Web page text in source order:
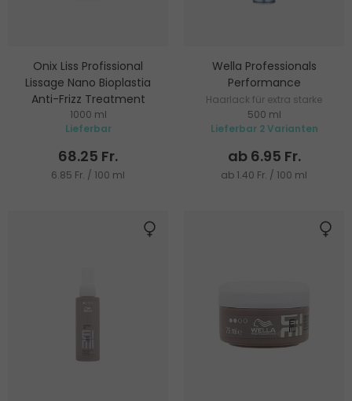
Onix Liss Profissional
Lissage Nano Bioplastia
Anti-Frizz Treatment
Für Glättung
1000 ml
Lieferbar
68.25 Fr.
6.85 Fr. / 100 ml
Wella Professionals
Performance
Haarlack für extra starke
Fixierung
500 ml
Lieferbar 2 Varianten
ab 6.95 Fr.
ab 1.40 Fr. / 100 ml